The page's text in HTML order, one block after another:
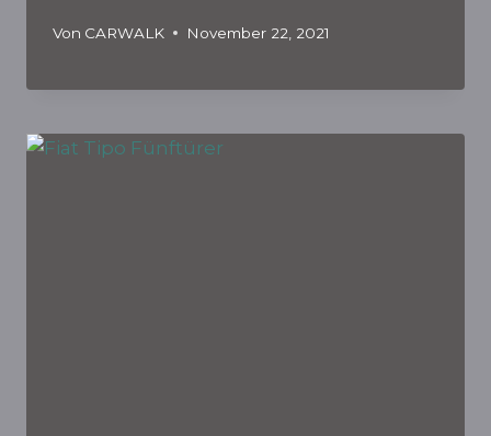
Von CARWALK November 22, 2021